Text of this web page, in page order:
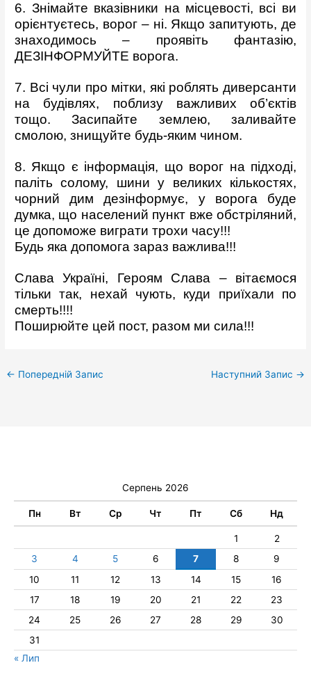
6. Знімайте вказівники на місцевості, всі ви
орієнтуєтесь, ворог – ні. Якщо запитують, де
знаходимось – проявіть фантазію,
ДЕЗІНФОРМУЙТЕ ворога.
7. Всі чули про мітки, які роблять диверсанти
на будівлях, поблизу важливих об’єктів
тощо. Засипайте землею, заливайте
смолою, знищуйте будь-яким чином.
8. Якщо є інформація, що ворог на підході,
паліть солому, шини у великих кількостях,
чорний дим дезінформує, у ворога буде
думка, що населений пункт вже обстріляний,
це допоможе виграти трохи часу!!!
Будь яка допомога зараз важлива!!!
Слава Україні, Героям Слава – вітаємося
тільки так, нехай чують, куди приїхали по
смерть!!!!
Поширюйте цей пост, разом ми сила!!!
← Попередній Запис Наступний Запис →
Серпень 2026
Пн Вт Ср Чт Пт Сб Нд
1
2
3
4 5 6 7 8
9
10
11 12 13 14 15
16
17
18 19 20 21 22
23
24
25 26 27 28 29
30
31
« Лип